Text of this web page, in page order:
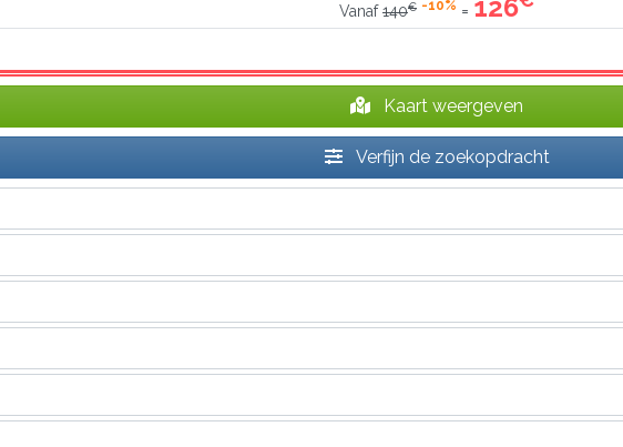
Vanaf140€ -10% = 126
Kaart weergeven
Verfijn de zoekopdracht